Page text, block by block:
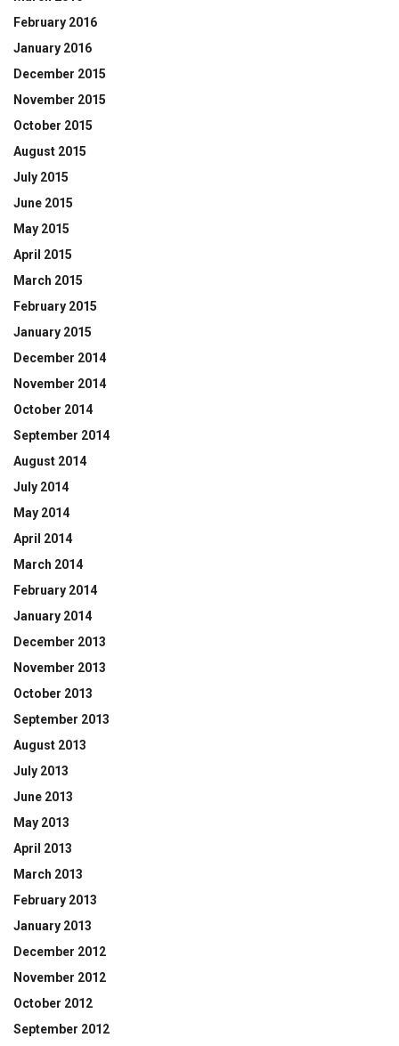
February 2016
January 2016
December 2015
November 2015
October 2015
August 2015
July 2015
June 2015
May 2015
April 2015
March 2015
February 2015
January 2015
December 2014
November 2014
October 2014
September 2014
August 2014
July 2014
May 2014
April 2014
March 2014
February 2014
January 2014
December 2013
November 2013
October 2013
September 2013
August 2013
July 2013
June 2013
May 2013
April 2013
March 2013
February 2013
January 2013
December 2012
November 2012
October 2012
September 2012